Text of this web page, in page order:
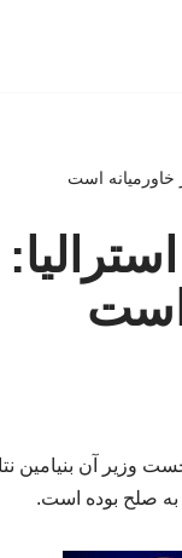
خاورمیانه است
است
وزیر آن بنیامین
به صلح بوده است.